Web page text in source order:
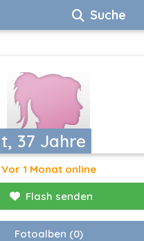
Suche
37 Jahre
Vor 1 Monat online
Flash senden
Fotoalben (0)